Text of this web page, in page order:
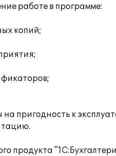
работе в программе:
копий;
пригодность к
продукта